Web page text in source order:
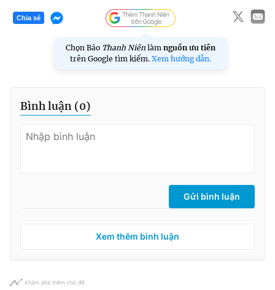
Chia sẻ
Chọn Báo Thanh Niên làm nguồn ưu tiên
trên Google tìm kiếm. Xem hướng dẫn.
Bình luận (0)
Gửi bình luận
Xem thêm bình luận
Khám phá thêm chủ đề